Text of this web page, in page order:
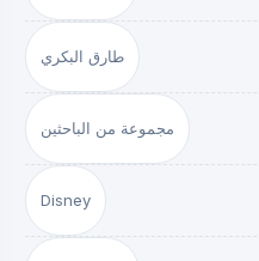
طارق البكري
مجموعة من الباحثين
Disney